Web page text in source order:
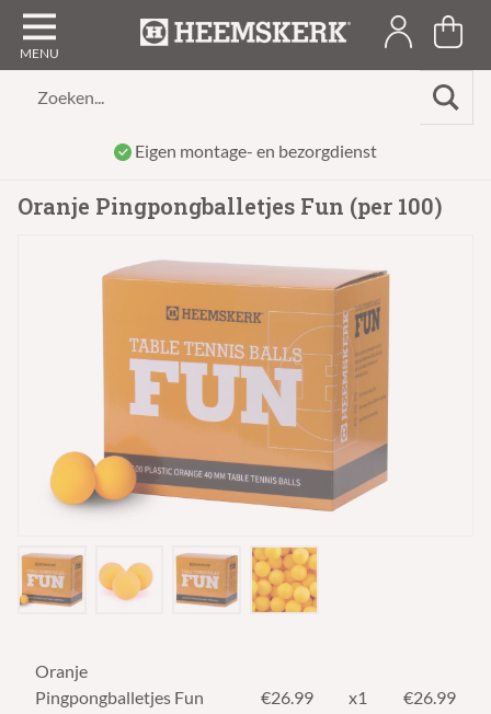
Zoeken...
Eigen montage- en bezorgdienst
Oranje Pingpongballetjes Fun (per 100)
Oranje
Pingpongballetjes Fun
€26.99 x1 €26.99